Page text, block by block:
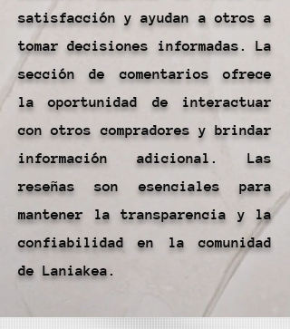
satisfacción y ayudan a otros a
tomar decisiones informadas. La
sección de comentarios ofrece
la oportunidad de interactuar
con otros compradores y brindar
información adicional. Las
reseñas son esenciales para
mantener la transparencia y la
confiabilidad en la comunidad
de Laniakea.